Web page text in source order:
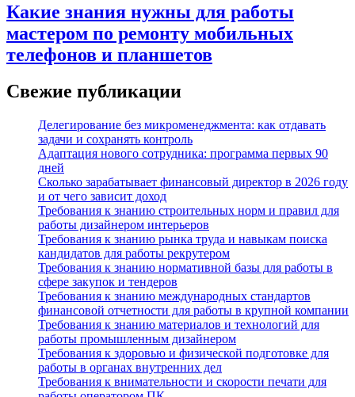
Какие знания нужны для работы
мастером по ремонту мобильных
телефонов и планшетов
Свежие публикации
Делегирование без микроменеджмента: как отдавать
задачи и сохранять контроль
Адаптация нового сотрудника: программа первых 90
дней
Сколько зарабатывает финансовый директор в 2026 году
и от чего зависит доход
Требования к знанию строительных норм и правил для
работы дизайнером интерьеров
Требования к знанию рынка труда и навыкам поиска
кандидатов для работы рекрутером
Требования к знанию нормативной базы для работы в
сфере закупок и тендеров
Требования к знанию международных стандартов
финансовой отчетности для работы в крупной компании
Требования к знанию материалов и технологий для
работы промышленным дизайнером
Требования к здоровью и физической подготовке для
работы в органах внутренних дел
Требования к внимательности и скорости печати для